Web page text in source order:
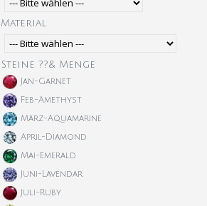
Material
Steine ??& Menge
Jan-Garnet
Feb-Amethyst
März-Aquamarine
April-Diamond
Mai-Emerald
Juni-Lavendar
Juli-Ruby